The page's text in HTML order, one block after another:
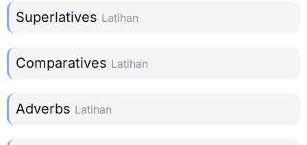
Superlatives Latihan
Comparatives Latihan
Adverbs Latihan